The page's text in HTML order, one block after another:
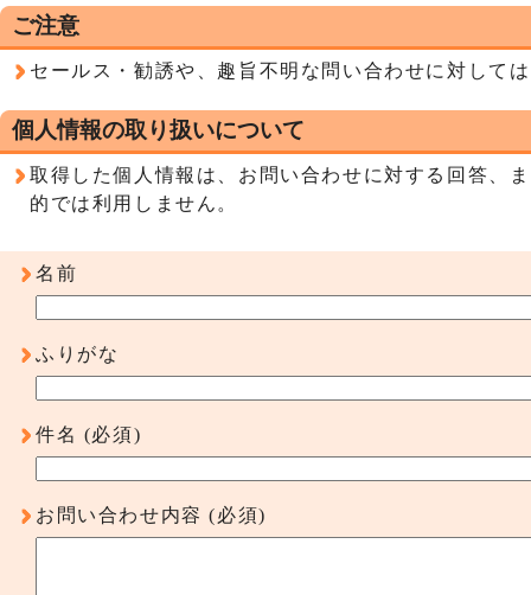
ご注意
セールス・勧誘や、趣旨不明な問い合わせに対して
個人情報の取り扱いについて
取得した個人情報は、お問い合わせに対する回答、
的では利用しません。
名前
ふりがな
件名 (必須)
お問い合わせ内容 (必須)